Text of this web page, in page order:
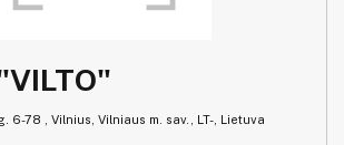
6-78 , Vilnius, Vilniaus m. sav., LT-, Lietuva